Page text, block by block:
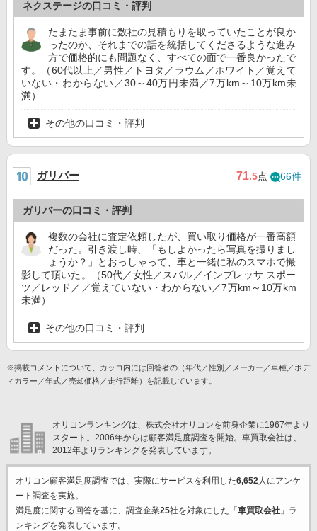
ネクステージの口コミ・評判
たまたま事前に数社の見積もりを取っていたことが良か
ったのか、それまでの話を統括してくださるような進み
方で価格的にも問題なく、すべての面で一番良かったで
す。（60代以上／男性／トヨタ／ラウム／ホワイト／覚えて
いない・わからない／30～40万円未満／7万km～10万km未
満）
その他の口コミ・評判
ガリバー 71.5点 66件
ガリバーの口コミ・評判
複数の会社に査定依頼したが、買い取り価格が一番高額
だった。引き渡し時、「もしよかったら写真を撮りまし
ょうか？」とおっしゃって、車と一緒に私のスマホで撮
影して頂いた。（50代／女性／スバル／インプレッサ スポー
ツ／レッド／／覚えていない・わからない／7万km～10万km
未満）
その他の口コミ・評判
※掲載コメントについて、カッコ内には回答者の（年代／性別／メーカー／車種／ボデ
ィカラー／年式／売却価格／走行距離）を記載しています。
オリコンランキングは、株式会社オリコンを前身企業に1967年より
スタート。2006年からは顧客満足度調査を開始。車買取会社は、
2012年よりランキングを発表しています。
オリコン顧客満足度調査では、実際にサービスを利用した6,652人にアンケ
ート調査を実施。
満足度に関する回答を基に、調査企業25社を対象にした「車買取会社」ラ
ンキングを発表しています。